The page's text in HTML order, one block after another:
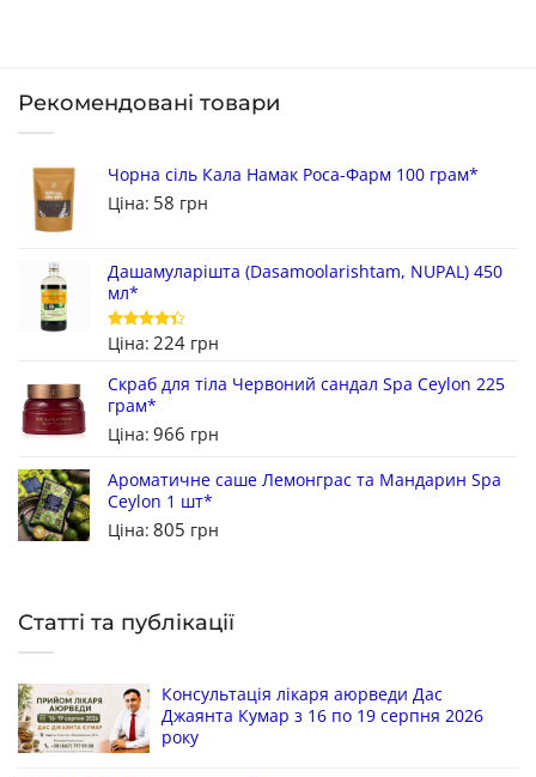
Рекомендовані товари
Чорна сіль Кала Намак Роса-Фарм 100 грам*
Ціна: 58 грн
Дашамуларішта (Dasamoolarishtam, NUPAL) 450
мл*
Оцінено
в
Ціна: 224 грн
Скраб для тіла Червоний сандал Spa Ceylon 225
грам*
Ціна: 966 грн
Ароматичне саше Лемонграс та Мандарин Spa
Ceylon 1 шт*
Ціна: 805 грн
Статті та публікації
Консультація лікаря аюрведи Дас
Джаянта Кумар з 16 по 19 серпня 2026
року